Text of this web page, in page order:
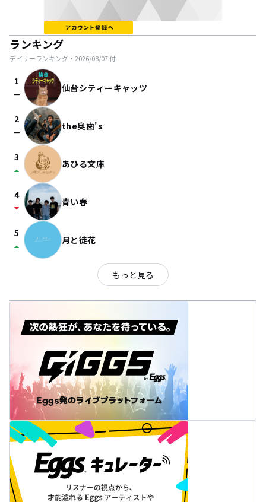
ランキング
デイリーランキング・ 2026/08/07付
1
check_indeterminate_small 仙台シティーキャッツ
2
check_indeterminate_small the奥歯's
3
arrow_drop_up あひる文庫
4
arrow_drop_down 青い春
5
arrow_drop_up 月と徒花
もっと見る